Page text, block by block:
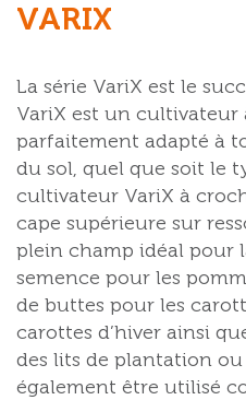
VARIX
La série VariX est le
VariX est un
parfaitement adapté à
du sol, quel que soit le
cultivateur VariX à
cape supérieure sur
plein champ idéal pour
semence pour les
de buttes pour les
carottes d’hiver ainsi
des lits de plantation ou
également être utilisé